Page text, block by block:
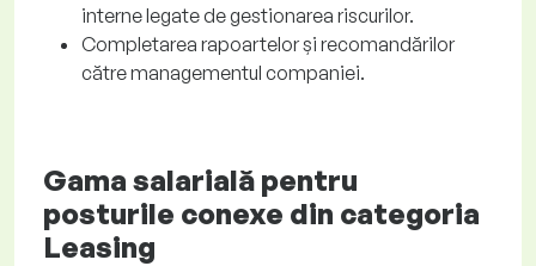
interne legate de gestionarea riscurilor.
Completarea rapoartelor și recomandărilor
către managementul companiei.
Gama salarială pentru
posturile conexe din categoria
Leasing